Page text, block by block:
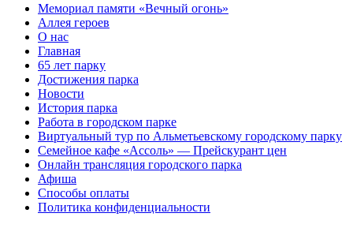
Мемориал памяти «Вечный огонь»
Аллея героев
О нас
Главная
65 лет парку
Достижения парка
Новости
История парка
Работа в городском парке
Виртуальный тур по Альметьевскому городскому парку
Семейное кафе «Ассоль» — Прейскурант цен
Онлайн трансляция городского парка
Афиша
Способы оплаты
Политика конфиденциальности